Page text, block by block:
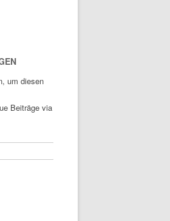
um diesen
Beiträge via